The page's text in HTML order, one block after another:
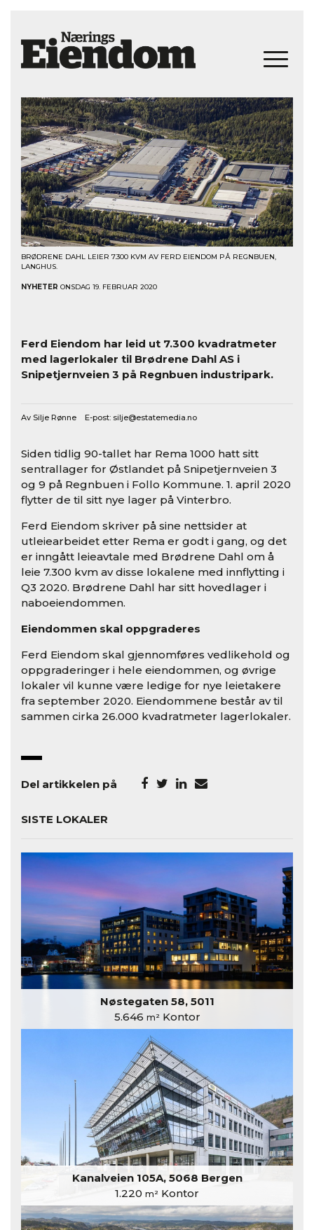
BRØDRENE DAHL LEIER 7.300 KVM AV FERD EIENDOM PÅ REGNBUEN,
LANGHUS.
NYHETER ONSDAG 19. FEBRUAR 2020
Ferd Eiendom har leid ut 7.300 kvadratmeter
med lagerlokaler til Brødrene Dahl AS i
Snipetjernveien 3 på Regnbuen industripark.
Av Silje Rønne E-post: silje@estatemedia.no
Siden tidlig 90-tallet har Rema 1000 hatt sitt
sentrallager for Østlandet på Snipetjernveien 3
og 9 på Regnbuen i Follo Kommune. 1. april 2020
flytter de til sitt nye lager på Vinterbro.
Ferd Eiendom skriver på sine nettsider at
utleiearbeidet etter Rema er godt i gang, og det
er inngått leieavtale med Brødrene Dahl om å
leie 7.300 kvm av disse lokalene med innflytting i
Q3 2020. Brødrene Dahl har sitt hovedlager i
naboeiendommen.
Eiendommen skal oppgraderes
Ferd Eiendom skal gjennomføres vedlikehold og
oppgraderinger i hele eiendommen, og øvrige
lokaler vil kunne være ledige for nye leietakere
fra september 2020. Eiendommene består av til
sammen cirka 26.000 kvadratmeter lagerlokaler.
Del artikkelen på
SISTE LOKALER
Nøstegaten 58, 5011
5.646 m²Kontor
Kanalveien 105A, 5068 Bergen
1.220 m² Kontor